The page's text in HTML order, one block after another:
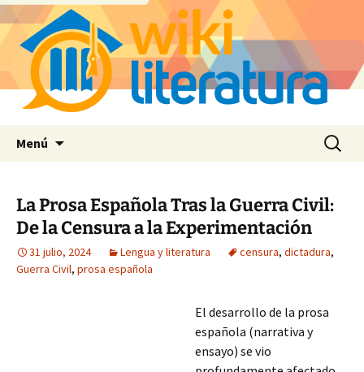
Menú Buscar:
La Prosa Española Tras la Guerra Civil:
De la Censura a la Experimentación
31 julio, 2024 Lengua y literatura censura, dictadura,
Guerra Civil, prosa española
El desarrollo de la prosa
española (narrativa y
ensayo) se vio